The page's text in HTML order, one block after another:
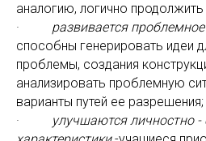
аналогию, логично
· развивается
способны генерировать идеи
проблемы, создания
анализировать проблемную
варианты путей ее разрешения;
·
улучшаются личностно